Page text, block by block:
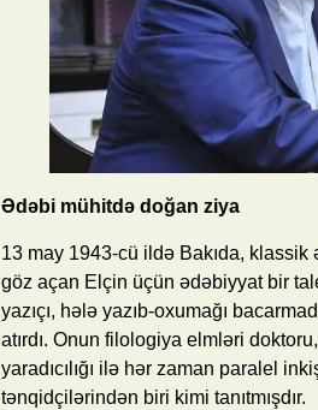
Ədəbi mühitdə doğan ziya
13 may 1943-cü ildə Bakıda, klassik
göz açan Elçin üçün ədəbiyyat bir
yazıçı, hələ yazıb-oxumağı
atırdı. Onun filologiya elmləri
yaradıcılığı ilə hər zaman paralel
tənqidçilərindən biri kimi tanıtmışdır.